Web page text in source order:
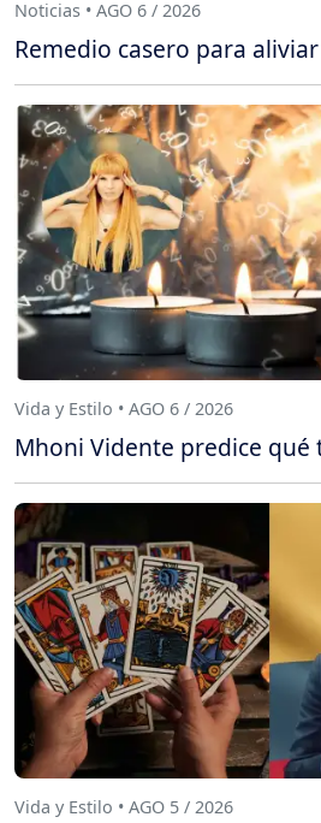
Noticias • AGO 6 / 2026
Remedio casero para
Vida y Estilo • AGO 6 / 2026
Mhoni Vidente predice qué
Vida y Estilo • AGO 5 / 2026